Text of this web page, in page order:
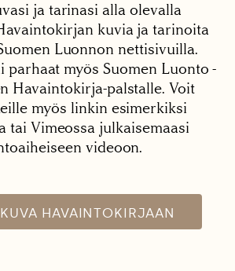
ja tarinasi alla olevalla
kuvia ja tarinoita
Luonnon nettisivuilla.
parhaat myös Suomen Luonto -
Havaintokirja-palstalle. Voit
myös linkin esimerkiksi
tai Vimeossa julkaisemaasi
videoon.
HAVAINTOKIRJAAN